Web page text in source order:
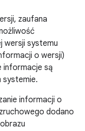
zaufana
wersji systemu
o wersji)
informacje są
systemie.
informacji o
dodano